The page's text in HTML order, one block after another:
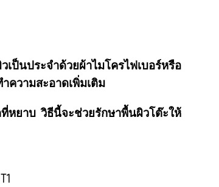
นประจำด้วยผ้าไมโครไฟเบอร์หรือ
ความสะอาดเพิ่มเติม
หยาบ วิธีนี้จะช่วยรักษาพื้นผิวโต๊ะให้